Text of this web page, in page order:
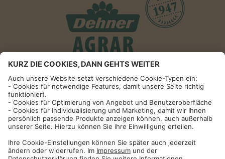
Informationen
Impressum
Datenschutzhinweise
AGB und Widerrufsbelehrung